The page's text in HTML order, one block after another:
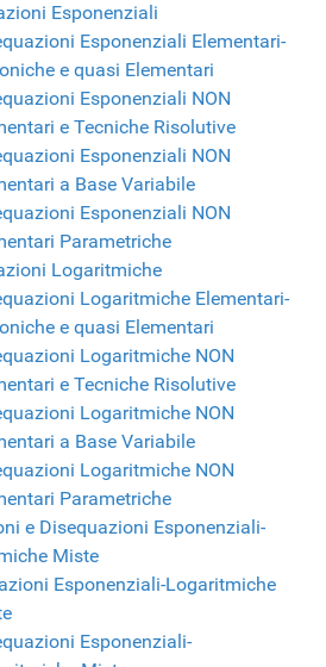
Esponenziali
Esponenziali Elementari-
e quasi Elementari
Esponenziali NON
e Tecniche Risolutive
Esponenziali NON
a Base Variabile
Esponenziali NON
Parametriche
Logaritmiche
Logaritmiche Elementari-
e quasi Elementari
Logaritmiche NON
e Tecniche Risolutive
Logaritmiche NON
a Base Variabile
Logaritmiche NON
Parametriche
e Disequazioni Esponenziali-
Miste
Esponenziali-Logaritmiche
Esponenziali-